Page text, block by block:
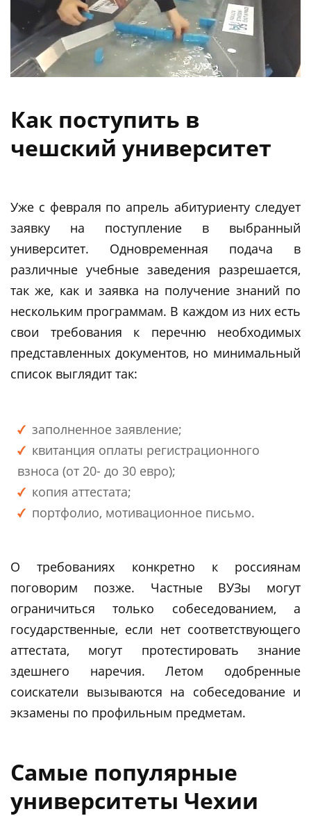
Как поступить в
чешский университет
Уже с февраля по апрель абитуриенту следует
заявку на поступление в выбранный
университет. Одновременная подача в
различные учебные заведения разрешается,
так же, как и заявка на получение знаний по
нескольким программам. В каждом из них есть
свои требования к перечню необходимых
представленных документов, но минимальный
список выглядит так:
заполненное заявление;
квитанция оплаты регистрационного
взноса (от 20- до 30 евро);
копия аттестата;
портфолио, мотивационное письмо.
О требованиях конкретно к россиянам
поговорим позже. Частные ВУЗы могут
ограничиться только собеседованием, а
государственные, если нет соответствующего
аттестата, могут протестировать знание
здешнего наречия. Летом одобренные
соискатели вызываются на собеседование и
экзамены по профильным предметам.
Самые популярные
университеты Чехии